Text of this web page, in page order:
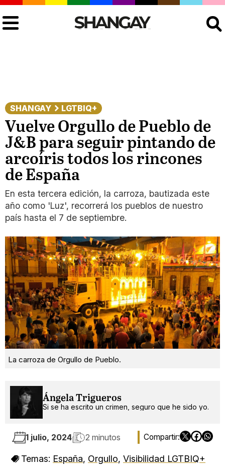
SHANGAY LGTBIQ+
Vuelve Orgullo de Pueblo de
J&B para seguir pintando de
arcoíris todos los rincones
de España
En esta tercera edición, la carroza, bautizada este
año como 'Luz', recorrerá los pueblos de nuestro
país hasta el 7 de septiembre.
La carroza de Orgullo de Pueblo.
Ángela Trigueros
Si se ha escrito un crimen, seguro que he sido yo.
1 julio, 2024 2 minutos
Temas: España, Orgullo, Visibilidad LGTBIQ+